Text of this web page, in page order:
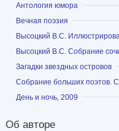
Показать
Антология юмора
Показать
Вечная поэзия
Показать
Высоцкий В.С.
Показать
Высоцкий В.С. Собрание
Показать
Загадки звездных островов
Показать
Собрание больших поэтов.
Показать
День и ночь, 2009
Об авторе